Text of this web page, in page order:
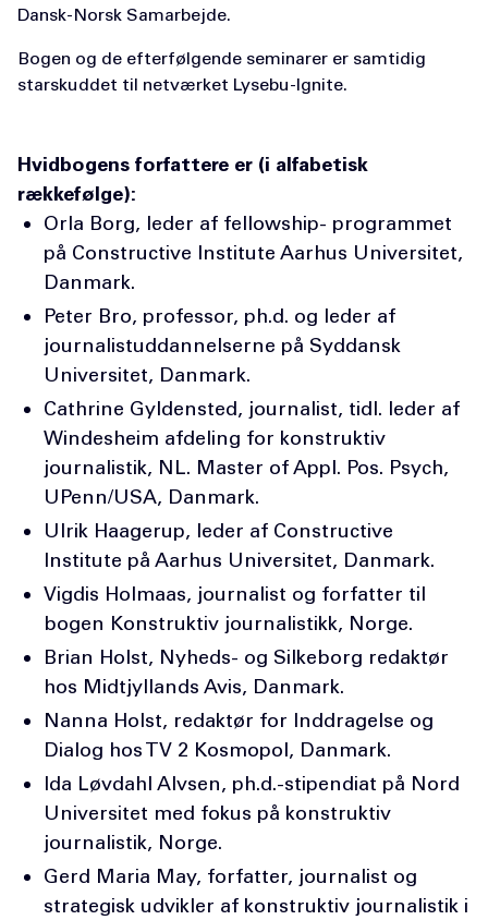
Dansk-Norsk Samarbejde. ​
Bogen og de efterfølgende seminarer er samtidig
starskuddet til netværket Lysebu-Ignite.
Hvidbogens forfattere er (i alfabetisk
rækkefølge):
Orla Borg, leder af fellowship- programmet
på Constructive Institute Aarhus Universitet,
Danmark.
Peter Bro, professor, ph.d. og leder af
journalistuddannelserne på Syddansk
Universitet, Danmark.
Cathrine Gyldensted, journalist, tidl. leder af
Windesheim afdeling for konstruktiv
journalistik, NL. Master of Appl. Pos. Psych,
UPenn/USA, Danmark.
Ulrik Haagerup, leder af Constructive
Institute på Aarhus Universitet, Danmark.
Vigdis Holmaas, journalist og forfatter til
bogen Konstruktiv journalistikk, Norge.
Brian Holst, Nyheds- og Silkeborg redaktør
hos Midtjyllands Avis, Danmark.
Nanna Holst, redaktør for Inddragelse og
Dialog hos TV 2 Kosmopol, Danmark.
Ida Løvdahl Alvsen, ph.d.-stipendiat på Nord
Universitet med fokus på konstruktiv
journalistik, Norge.
Gerd Maria May, forfatter, journalist og
strategisk udvikler af konstruktiv journalistik i